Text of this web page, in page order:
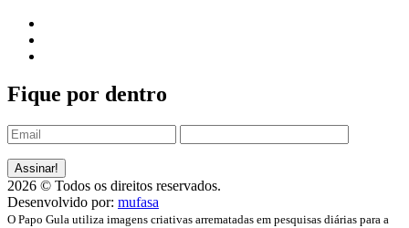
Fique por dentro
2026 © Todos os direitos reservados.
Desenvolvido por: mufasa
O Papo Gula utiliza imagens criativas arrematadas em pesquisas diárias para a